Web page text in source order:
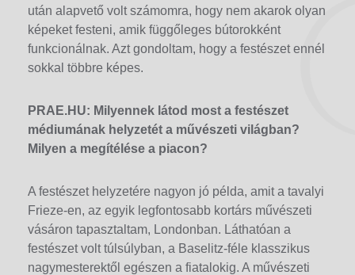
után alapvető volt számomra, hogy nem akarok olyan
képeket festeni, amik függőleges bútorokként
funkcionálnak. Azt gondoltam, hogy a festészet ennél
sokkal többre képes.
PRAE.HU: Milyennek látod most a festészet
médiumának helyzetét a művészeti világban?
Milyen a megítélése a piacon?
A festészet helyzetére nagyon jó példa, amit a tavalyi
Frieze-en, az egyik legfontosabb kortárs művészeti
vásáron tapasztaltam, Londonban. Láthatóan a
festészet volt túlsúlyban, a Baselitz-féle klasszikus
nagymesterektől egészen a fiatalokig. A művészeti